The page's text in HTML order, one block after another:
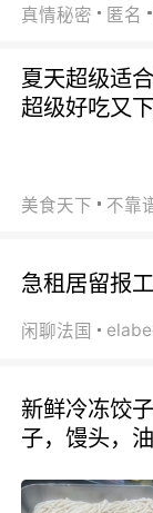
真情秘密 匿名
夏天超级适
超级好吃又下
美食天下
急租居留报
闲聊法国
新鲜冷冻饺
子，馒头，